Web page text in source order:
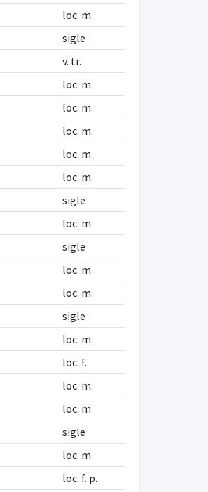
loc. m.
sigle
v. tr.
loc. m.
loc. m.
loc. m.
loc. m.
loc. m.
sigle
loc. m.
sigle
loc. m.
loc. m.
sigle
loc. m.
loc. f.
loc. m.
loc. m.
sigle
loc. m.
loc. f. p.